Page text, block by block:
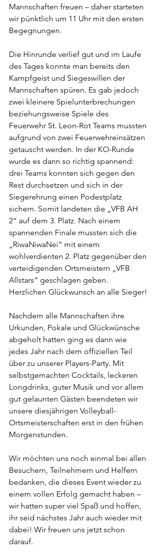
Mannschaften freuen – daher starteten
wir pünktlich um 11 Uhr mit den ersten
Begegnungen.
Die Hinrunde verlief gut und im Laufe
des Tages konnte man bereits den
Kampfgeist und Siegeswillen der
Mannschaften spüren. Es gab jedoch
zwei kleinere Spielunterbrechungen
beziehungsweise Spiele des
Feuerwehr St. Leon-Rot Teams mussten
aufgrund von zwei Feuerwehreinsätzen
getauscht werden. In der KO-Runde
wurde es dann so richtig spannend:
drei Teams konnten sich gegen den
Rest durchsetzen und sich in der
Siegerehrung einen Podestplatz
sichern. Somit landeten die „VFB AH
2“ auf dem 3. Platz. Nach einem
spannenden Finale mussten sich die
„RiwaNiwaNei“ mit einem
wohlverdienten 2. Platz gegenüber den
verteidigenden Ortsmeistern „VFB
Allstars“ geschlagen geben.
Herzlichen Glückwunsch an alle Sieger!
Nachdem alle Mannschaften ihre
Urkunden, Pokale und Glückwünsche
abgeholt hatten ging es dann wie
jedes Jahr nach dem offiziellen Teil
über zu unserer Players-Party. Mit
selbstgemachten Cocktails, leckeren
Longdrinks, guter Musik und vor allem
gut gelaunten Gästen beendeten wir
unsere diesjährigen Volleyball-
Ortsmeisterschaften erst in den frühen
Morgenstunden.
Wir möchten uns noch einmal bei allen
Besuchern, Teilnehmern und Helfern
bedanken, die dieses Event wieder zu
einem vollen Erfolg gemacht haben –
wir hatten super viel Spaß und hoffen,
ihr seid nächstes Jahr auch wieder mit
dabei! Wir freuen uns jetzt schon
darauf.